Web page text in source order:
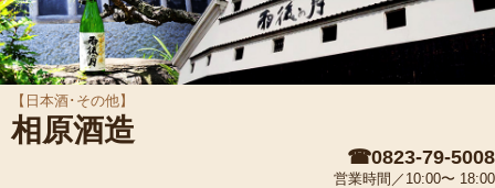
【日本酒･その他】
相原酒造
☎0823-79-5008
営業時間／10:00〜 18:00